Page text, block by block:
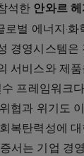
석한 안와르 헤
로벌 에너지·
경영시스템은
서비스와 제
프레임워크
협과 위기도
복탄력성에
서는 기업 경